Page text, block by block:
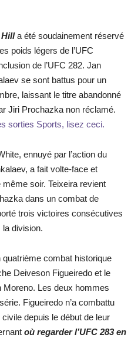
Hilla été soudainement réservé
poids légers de l’UFC
de l’UFC 282. Jan
se sont battus pour un
laissant le titre abandonné
Jiri Prochazka non réclamé.
sorties Sports, lisez ceci.
ennuyé par l’action du
a fait volte-face et
soir. Teixeira revient
dans un combat de
trois victoires consécutives
division.
combat historique
Deiveson Figueiredo et le
Moreno. Les deux hommes
Figueiredo n’a combattu
depuis le début de leur
où regarder l’UFC 283 en